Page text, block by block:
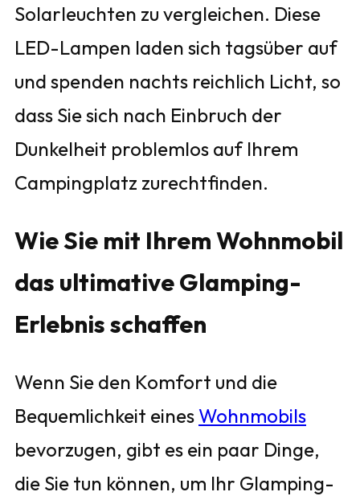
Solarleuchten zu vergleichen. Diese
LED-Lampen laden sich tagsüber auf
und spenden nachts reichlich Licht, so
dass Sie sich nach Einbruch der
Dunkelheit problemlos auf Ihrem
Campingplatz zurechtfinden.
Wie Sie mit Ihrem Wohnmobil
das ultimative Glamping-
Erlebnis schaffen
Wenn Sie den Komfort und die
Bequemlichkeit eines Wohnmobils
bevorzugen, gibt es ein paar Dinge,
die Sie tun können, um Ihr Glamping-